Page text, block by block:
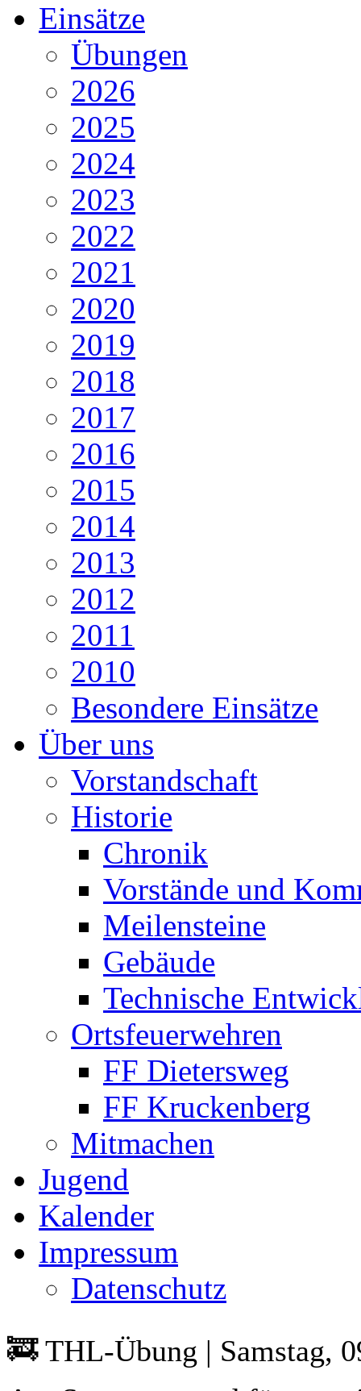
Einsätze
Übungen
2026
2025
2024
2023
2022
2021
2020
2019
2018
2017
2016
2015
2014
2013
2012
2011
2010
Besondere Einsätze
Über uns
Vorstandschaft
Historie
Chronik
Vorstände und
Meilensteine
Gebäude
Technische
Ortsfeuerwehren
FF Dietersweg
FF Kruckenberg
Mitmachen
Jugend
Kalender
Impressum
Datenschutz
🚒 THL-Übung | Samstag,